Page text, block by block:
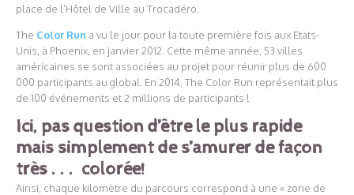
place de l’Hôtel de Ville au Trocadéro.
The Color Run a vu le jour pour la toute première fois aux Etats-
Unis, à Phoenix, en janvier 2012. Cette même année, 53 villes
américaines se sont associées au projet pour réunir plus de 600
000 participants au global. En 2014, The Color Run représentait plus
de 100 événements et 2 millions de participants !
Ici, pas question d’être le plus rapide
mais simplement de s’amurer de façon
très . . . colorée!
Ainsi, chaque kilomètre du parcours correspond à une « zone de